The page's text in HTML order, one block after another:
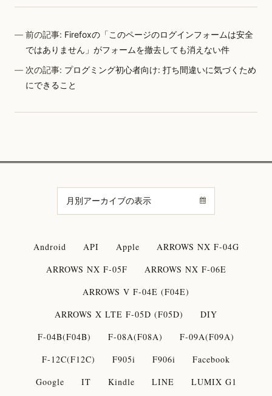
前の記事: Firefoxの「このページのログインフォームは安全
ではありません」がフォームを撤去しても消えない件
次の記事: プログミング初心者向け: 打ち間違いに気づくため
にできること
Android API Apple
ARROWS NX F-04G
ARROWS NX F-05F
ARROWS NX F-06E
ARROWS V F-04E (F04E)
ARROWS X LTE F-05D (F05D)
DIY
F-04B(F04B)
F-08A(F08A)
F-09A(F09A)
F-12C(F12C)
F905i F906i
Facebook
Google
IT Kindle LINE
LUMIX G1